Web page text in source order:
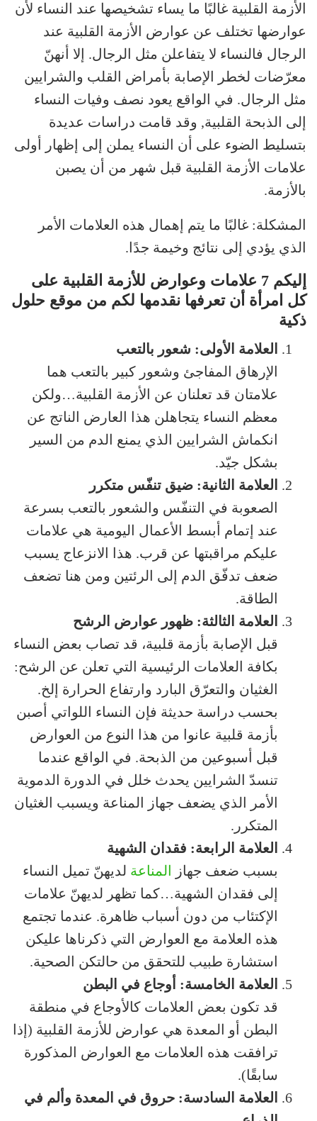
الأزمة القلبية غالبًا ما يساء تشخيصها عند النساء لأن
عوارضها تختلف عن عوارض الأزمة القلبية عند
الرجال فالنساء لا يتفاعلن مثل الرجال. إلا أنهنّ
معرّضات لخطر الإصابة بأمراض القلب والشرايين
مثل الرجال. في الواقع يعود نصف وفيات النساء
إلى الذبحة القلبية, وقد قامت دراسات عديدة
بتسليط الضوء على أن النساء يملن إلى إظهار أولى
علامات الأزمة القلبية قبل شهر من أن يصبن
بالأزمة.
المشكلة: غالبًا ما يتم إهمال هذه العلامات الأمر
الذي يؤدي إلى نتائج وخيمة جدًا.
إليكم 7 علامات وعوارض للأزمة القلبية على
كل امرأة أن تعرفها نقدمها لكم من موقع حلول
ذكية
العلامة الأولى: شعور بالتعب
الإرهاق المفاجئ وشعور كبير بالتعب هما
علامتان قد تعلنان عن الأزمة القلبية…ولكن
معظم النساء يتجاهلن هذا العارض الناتج عن
انكماش الشرايين الذي يمنع الدم من السير
بشكل جيّد.
العلامة الثانية: ضيق تنفّس متكرر
الصعوبة في التنفّس والشعور بالتعب بسرعة
عند إتمام أبسط الأعمال اليومية هي علامات
عليكم مراقبتها عن قرب. هذا الانزعاج يسبب
ضعف تدفّق الدم إلى الرئتين ومن هنا تضعف
الطاقة.
العلامة الثالثة: ظهور عوارض الرشح
قبل الإصابة بأزمة قلبية، قد تصاب بعض النساء
بكافة العلامات الرئيسية التي تعلن عن الرشح:
الغثيان والتعرّق البارد وارتفاع الحرارة إلخ.
بحسب دراسة حديثة فإن النساء اللواتي أصبن
بأزمة قلبية عانوا من هذا النوع من العوارض
قبل أسبوعين من الذبحة. في الواقع عندما
تنسدّ الشرايين يحدث خلل في الدورة الدموية
الأمر الذي يضعف جهاز المناعة ويسبب الغثيان
المتكرر.
العلامة الرابعة: فقدان الشهية
بسبب ضعف جهاز
المناعة لديهنّ تميل النساء
إلى فقدان الشهية…كما تظهر لديهنّ علامات
الإكتئاب من دون أسباب ظاهرة. عندما تجتمع
هذه العلامة مع العوارض التي ذكرناها عليكن
استشارة طبيب للتحقق من حالتكن الصحية.
العلامة الخامسة: أوجاع في البطن
قد تكون بعض العلامات كالأوجاع في منطقة
البطن أو المعدة هي عوارض للأزمة القلبية (إذا
ترافقت هذه العلامات مع العوارض المذكورة
سابقًا).
العلامة السادسة: حروق في المعدة وألم في